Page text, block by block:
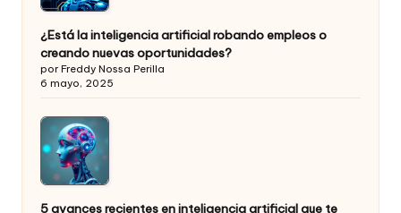
¿Está la inteligencia artificial robando empleos o
creando nuevas oportunidades?
por Freddy Nossa Perilla
6 mayo, 2025
5 avances recientes en inteligencia artificial que te